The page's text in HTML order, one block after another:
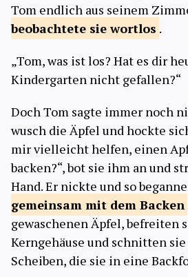
Tom endlich aus seinem
beobachtete sie wortlos .
„Tom, was ist los? Hat es dir
Kindergarten nicht gefallen?“
Doch Tom sagte immer noch
wusch die Äpfel und hockte
mir vielleicht helfen, einen
backen?“, bot sie ihm an und
Hand. Er nickte und so
gemeinsam mit dem Backen
gewaschenen Äpfel, befreiten
Kerngehäuse und schnitten
Scheiben, die sie in eine